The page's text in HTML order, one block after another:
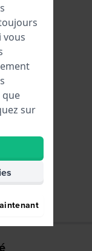
vous
que
sur